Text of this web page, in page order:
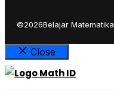
©2026Belajar Matematika
Close